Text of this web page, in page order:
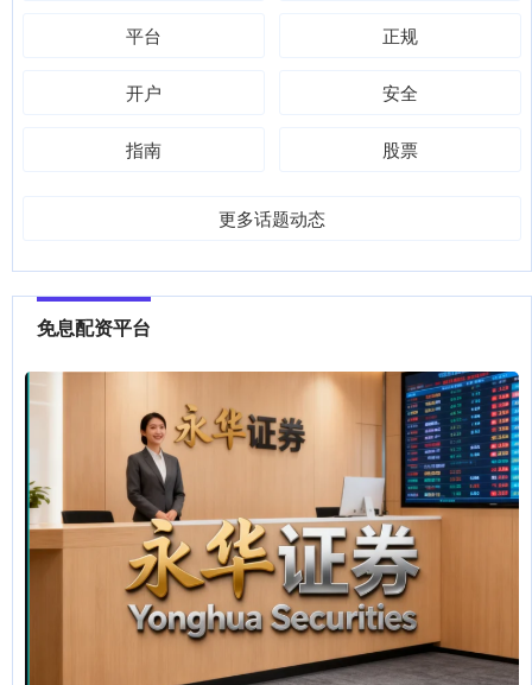
平台 正规
开户 安全
指南 股票
更多话题动态
免息配资平台